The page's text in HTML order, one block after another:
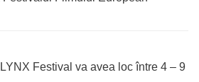
Festival va avea loc între 4 – 9